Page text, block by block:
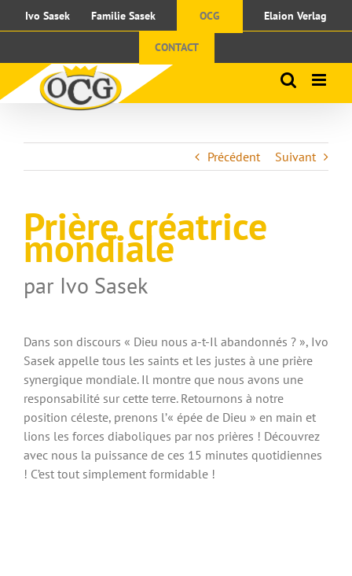
Passer
au
Ivo Sasek Familie Sasek OCG Elaion Verlag
CONTACT
Précédent Suivant
Prière créatrice
mondiale
par Ivo Sasek
Dans son discours « Dieu nous a-t-Il abandonnés ? », Ivo
Sasek appelle tous les saints et les justes à une prière
synergique mondiale. Il montre que nous avons une
responsabilité sur cette terre. Retournons à notre
position céleste, prenons l’« épée de Dieu » en main et
lions les forces diaboliques par nos prières ! Découvrez
avec nous la puissance de ces 15 minutes quotidiennes
! C’est tout simplement formidable !